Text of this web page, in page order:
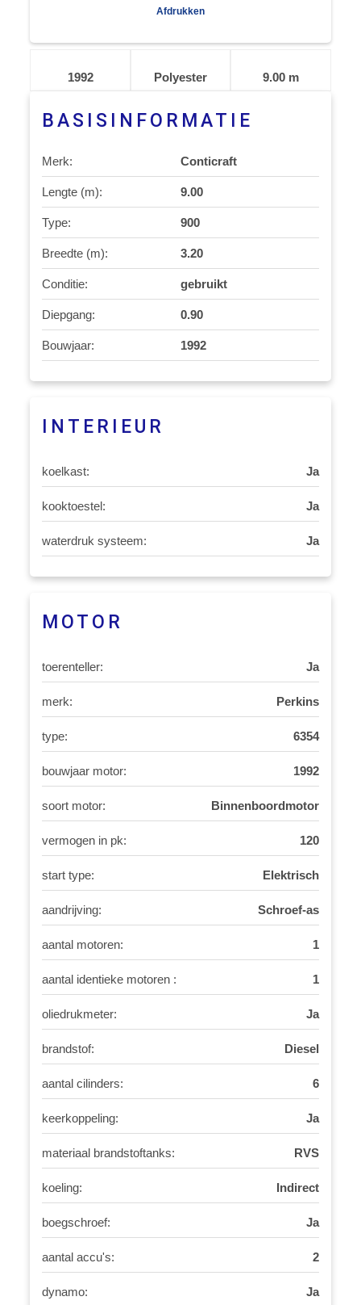
Afdrukken
1992 Polyester 9.00 m
BASISINFORMATIE
Merk: Conticraft
Lengte (m): 9.00
Type: 900
Breedte (m): 3.20
Conditie: gebruikt
Diepgang: 0.90
Bouwjaar: 1992
INTERIEUR
koelkast: Ja
kooktoestel: Ja
waterdruk systeem: Ja
MOTOR
toerenteller: Ja
merk: Perkins
type: 6354
bouwjaar motor: 1992
soort motor: Binnenboordmotor
vermogen in pk: 120
start type: Elektrisch
aandrijving: Schroef-as
aantal motoren: 1
aantal identieke motoren : 1
oliedrukmeter: Ja
brandstof: Diesel
aantal cilinders: 6
keerkoppeling: Ja
materiaal brandstoftanks: RVS
koeling: Indirect
boegschroef: Ja
aantal accu's: 2
dynamo: Ja